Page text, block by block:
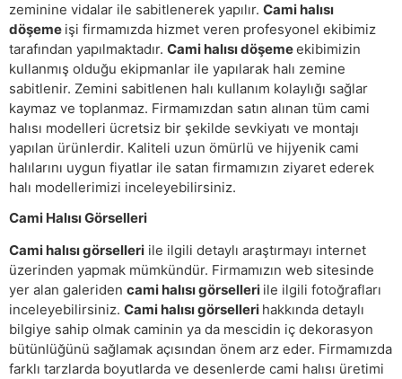
zeminine vidalar ile sabitlenerek yapılır. Cami halısı
döşeme işi firmamızda hizmet veren profesyonel ekibimiz
tarafından yapılmaktadır. Cami halısı döşemeekibimizin
kullanmış olduğu ekipmanlar ile yapılarak halı zemine
sabitlenir. Zemini sabitlenen halı kullanım kolaylığı sağlar
kaymaz ve toplanmaz. Firmamızdan satın alınan tüm cami
halısı modelleri ücretsiz bir şekilde sevkiyatı ve montajı
yapılan ürünlerdir. Kaliteli uzun ömürlü ve hijyenik cami
halılarını uygun fiyatlar ile satan firmamızın ziyaret ederek
halı modellerimizi inceleyebilirsiniz.
Cami Halısı Görselleri
Cami halısı görselleri ile ilgili detaylı araştırmayı internet
üzerinden yapmak mümkündür. Firmamızın web sitesinde
yer alan galeriden cami halısı görselleri ile ilgili fotoğrafları
inceleyebilirsiniz. Cami halısı görselleri hakkında detaylı
bilgiye sahip olmak caminin ya da mescidin iç dekorasyon
bütünlüğünü sağlamak açısından önem arz eder. Firmamızda
farklı tarzlarda boyutlarda ve desenlerde cami halısı üretimi